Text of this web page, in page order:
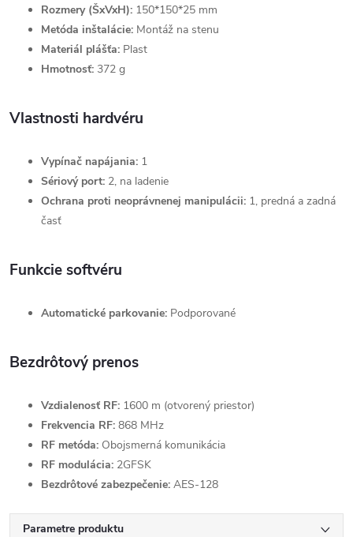
Rozmery (ŠxVxH): 150*150*25 mm
Metóda inštalácie: Montáž na stenu
Materiál plášťa: Plast
Hmotnosť: 372 g
Vlastnosti hardvéru
Vypínač napájania: 1
Sériový port: 2, na ladenie
Ochrana proti neoprávnenej manipulácii: 1, predná a zadná
časť
Funkcie softvéru
Automatické parkovanie: Podporované
Bezdrôtový prenos
Vzdialenosť RF: 1600 m (otvorený priestor)
Frekvencia RF: 868 MHz
RF metóda: Obojsmerná komunikácia
RF modulácia: 2GFSK
Bezdrôtové zabezpečenie: AES-128
Parametre produktu